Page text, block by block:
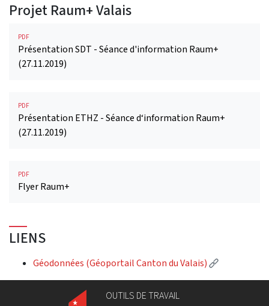
Projet Raum+ Valais
PDF
Présentation SDT - Séance d'information Raum+
(27.11.2019)
PDF
Présentation ETHZ - Séance d‘information Raum+
(27.11.2019)
PDF
Flyer Raum+
LIENS
Géodonnées (Géoportail Canton du Valais) (External
OUTILS DE TRAVAIL